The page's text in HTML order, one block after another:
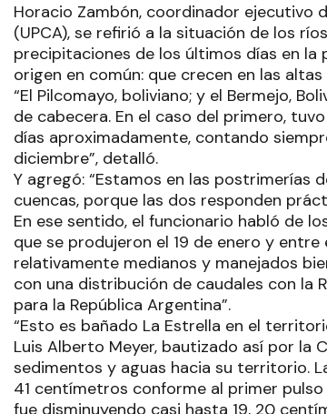
Horacio Zambón, coordinador ejecutivo
(UPCA), se refirió a la situación de los
precipitaciones de los últimos días en la
origen en común: que crecen en las altas
“El Pilcomayo, boliviano; y el Bermejo,
de cabecera. En el caso del primero,
días aproximadamente, contando
diciembre”, detalló.
Y agregó: “Estamos en las postrimerías
cuencas, porque las dos responden
En ese sentido, el funcionario habló de
que se produjeron el 19 de enero y
relativamente medianos y manejados
con una distribución de caudales con la
para la República Argentina”.
“Esto es bañado La Estrella en el
Luis Alberto Meyer, bautizado así por la
sedimentos y aguas hacia su territorio.
41 centímetros conforme al primer
fue disminuyendo casi hasta 19, 20